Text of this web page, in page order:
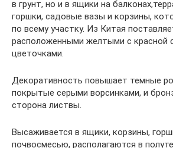
в грунт, но и в ящики на
горшки, садовые вазы и корзины,
по всему участку. Из Китая
расположенными желтыми с красной
цветочками.
Декоративность повышает темные
покрытые серыми ворсинками, и
сторона листвы.
Высаживается в ящики, корзины,
почвосмесью, располагаются в